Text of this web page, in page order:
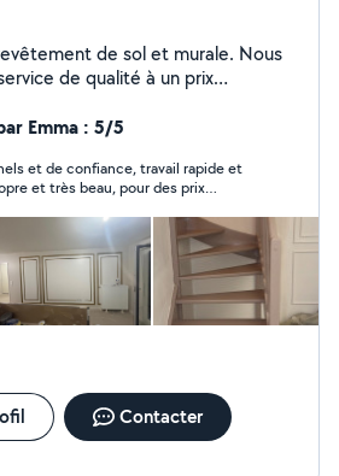
de sol et murale. Nous
de qualité à un prix
Emma : 5/5
et de confiance, travail rapide et
et très beau, pour des prix
Contacter